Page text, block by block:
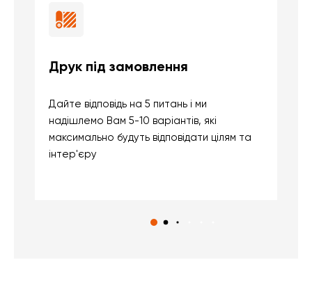
Друк під замовлення
Дайте відповідь на 5 питань і ми
надішлемо Вам 5-10 варіантів, які
максимально будуть відповідати цілям та
інтер'єру